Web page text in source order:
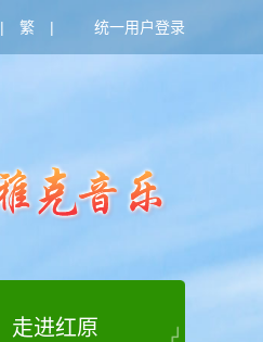
| 繁 | 统一用户登录
走进红原